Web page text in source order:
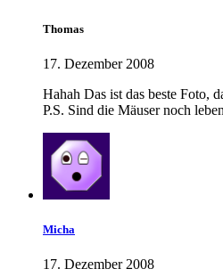
Thomas
17. Dezember 2008
Hahah Das ist das beste Foto,
P.S. Sind die Mäuser noch
Micha
17. Dezember 2008